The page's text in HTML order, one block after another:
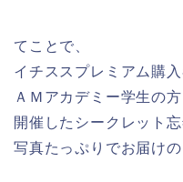
てことで、
イチススプレミアム購
ＡＭアカデミー学生の
開催したシークレット
写真たっぷりでお届け